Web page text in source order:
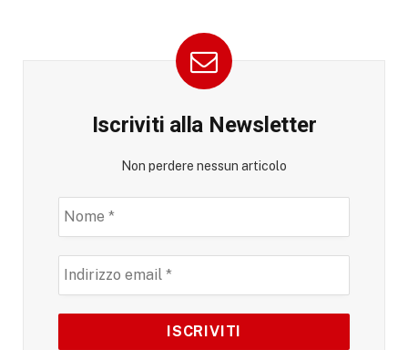
Iscriviti alla Newsletter
Non perdere nessun articolo